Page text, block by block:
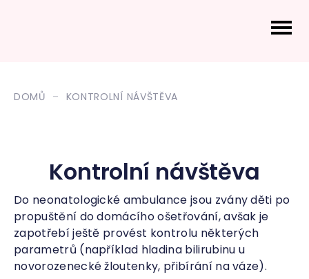
DOMŮ KONTROLNÍ NÁVŠTĚVA
Kontrolní návštěva
Do neonatologické ambulance jsou zvány děti po
propuštění do domácího ošetřování, avšak je
zapotřebí ještě provést kontrolu některých
parametrů (například hladina bilirubinu u
novorozenecké žloutenky, přibírání na váze).